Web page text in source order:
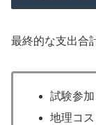
最終的な支出合
試験参
地理コ